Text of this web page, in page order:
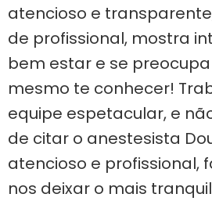
atencioso e
de profissional, mostra
bem estar e se
mesmo te conhecer!
equipe espetacular, e
de citar o anestesista
atencioso e profissional,
nos deixar o mais